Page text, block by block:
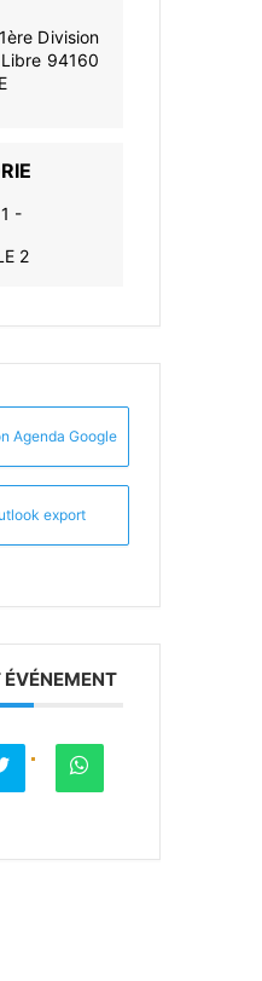
Division
94160
-
2
Agenda Google
export
ÉVÉNEMENT